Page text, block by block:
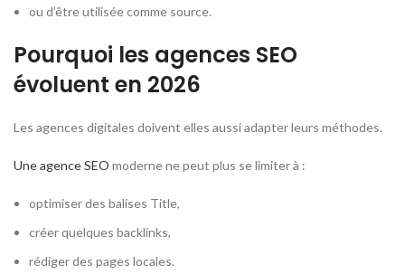
ou d’être utilisée comme source.
Pourquoi les agences SEO
évoluent en 2026
Les agences digitales doivent elles aussi adapter leurs méthodes.
Une agence SEO moderne ne peut plus se limiter à :
optimiser des balises Title,
créer quelques backlinks,
rédiger des pages locales.